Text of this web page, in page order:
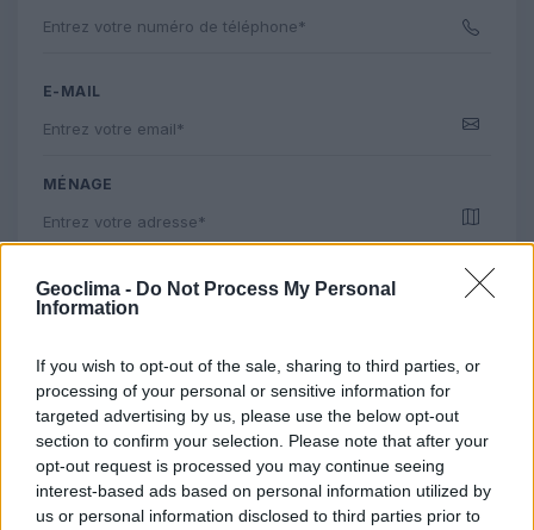
Geoclima - Do Not Process My Personal
Information
If you wish to opt-out of the sale, sharing to third parties, or
processing of your personal or sensitive information for
targeted advertising by us, please use the below opt-out
section to confirm your selection. Please note that after your
opt-out request is processed you may continue seeing
interest-based ads based on personal information utilized by
us or personal information disclosed to third parties prior to
E-MAIL
MÉNAGE
POUVOIR
Suivant